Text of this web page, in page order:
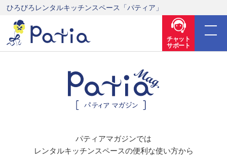
ひろびろレンタルキッチンスペース「パティア」
チャット
サポート
パティアマガジンでは
レンタルキッチンスペースの便利な使い方から